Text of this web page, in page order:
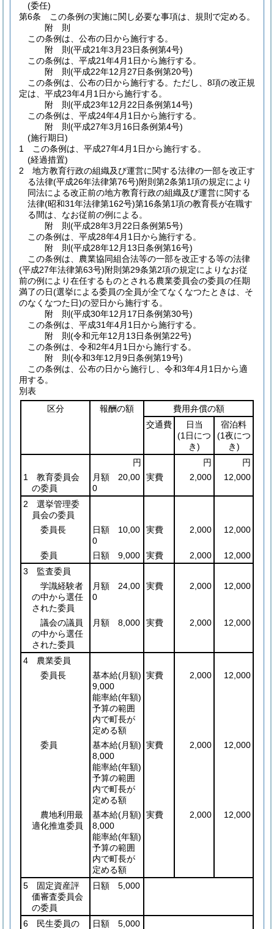
(委任)
第6条
この条例の実施に関し必要な事項は、規則で定める。
附 則
この条例は、公布の日から施行する。
附 則(平成21年3月23日条例第4号)
この条例は、平成21年4月1日から施行する。
附 則(平成22年12月27日条例第20号)
この条例は、公布の日から施行する。 ただし、8項の改正規
定は、平成23年4月1日から施行する。
附 則(平成23年12月22日条例第14号)
この条例は、平成24年4月1日から施行する。
附 則(平成27年3月16日条例第4号)
(施行期日)
1
この条例は、平成27年4月1日から施行する。
(経過措置)
2
地方教育行政の組織及び運営に関する法律の一部を改正す
る法律(平成26年法律第76号)附則第2条第1項の規定により
同法による改正前の地方教育行政の組織及び運営に関する
法律(昭和31年法律第162号)第16条第1項の教育長が在職す
る間は、なお従前の例による。
附 則(平成28年3月22日条例第5号)
この条例は、平成28年4月1日から施行する。
附 則(平成28年12月13日条例第16号)
この条例は、農業協同組合法等の一部を改正する等の法律
(平成27年法律第63号)附則第29条第2項の規定によりなお従
前の例により在任するものとされる農業委員会の委員の任期
満了の日(選挙による委員の全員が全てなくなつたときは、そ
のなくなつた日)の翌日から施行する。
附 則(平成30年12月17日条例第30号)
この条例は、平成31年4月1日から施行する。
附 則(令和元年12月13日条例第22号)
この条例は、令和2年4月1日から施行する。
附 則(令和3年12月9日条例第19号)
この条例は、公布の日から施行し、令和3年4月1日から適
用する。
別表
区分
報酬の額
費用弁償の額
交通費
日当
(1日につ
き)
宿泊料
(1夜につ
き)
円
円
円
1 教育委員会
の委員
月額 20,00
0
実費 2,000 12,000
2 選挙管理委
員会の委員
委員長
日額 10,00
0
実費 2,000 12,000
委員 日額 9,000 実費 2,000
12,000
3 監査委員
学識経験者
の中から選任
された委員
月額 24,00
0
実費 2,000 12,000
議会の議員
の中から選任
された委員
月額 8,000 実費 2,000 12,000
4 農業委員
委員長
基本給(月額)
9,000
能率給(年額)
予算の範囲
内で町長が
定める額
実費 2,000 12,000
委員 基本給(月額)
8,000
能率給(年額)
予算の範囲
内で町長が
定める額
実費 2,000 12,000
農地利用最
適化推進委員
基本給(月額)
8,000
能率給(年額)
予算の範囲
内で町長が
定める額
実費 2,000 12,000
5 固定資産評
価審査委員会
の委員
日額 5,000
6 民生委員の
日額 5,000